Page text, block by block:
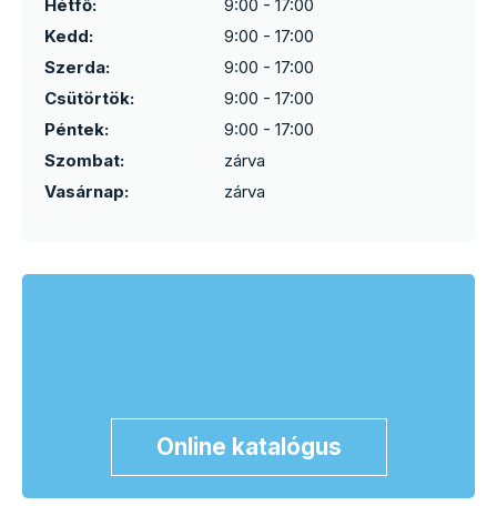
Hétfő:
9:00 - 17:00
Kedd:
9:00 - 17:00
Szerda:
9:00 - 17:00
Csütörtök:
9:00 - 17:00
Péntek:
9:00 - 17:00
Szombat:
zárva
Vasárnap:
zárva
Online katalógus